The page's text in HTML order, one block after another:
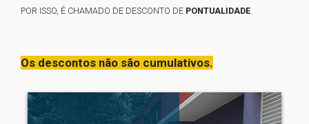
POR ISSO, É CHAMADO DE DESCONTO DE PONTUALIDADE.
Os descontos não são cumulativos.